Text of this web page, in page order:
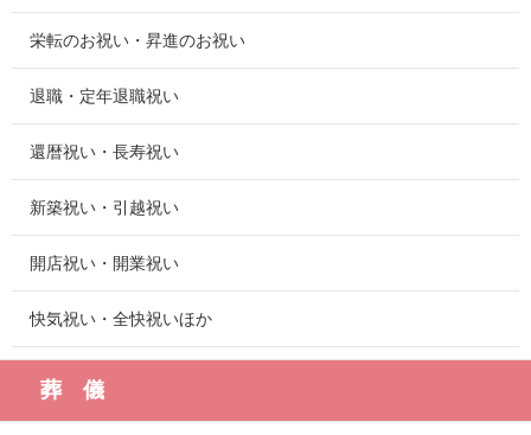
栄転のお祝い・昇進のお祝い
退職・定年退職祝い
還暦祝い・長寿祝い
新築祝い・引越祝い
開店祝い・開業祝い
快気祝い・全快祝いほか
葬 儀